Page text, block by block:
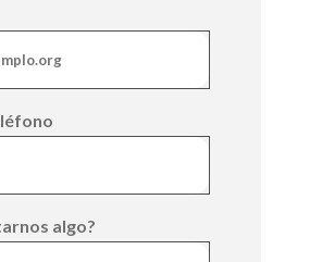
algo?